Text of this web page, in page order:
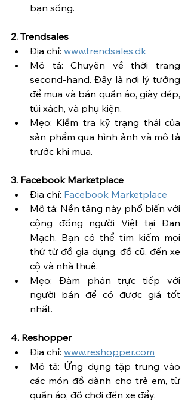
bạn sống.
2. Trendsales
Địa chỉ: www.trendsales.dk
Mô tả: Chuyên về thời trang
second-hand. Đây là nơi lý tưởng
để mua và bán quần áo, giày dép,
túi xách, và phụ kiện.
Mẹo: Kiểm tra kỹ trạng thái của
sản phẩm qua hình ảnh và mô tả
trước khi mua.
3. Facebook Marketplace
Địa chỉ: Facebook Marketplace
Mô tả: Nền tảng này phổ biến với
cộng đồng người Việt tại Đan
Mạch. Bạn có thể tìm kiếm mọi
thứ từ đồ gia dụng, đồ cũ, đến xe
cộ và nhà thuê.
Mẹo: Đàm phán trực tiếp với
người bán để có được giá tốt
nhất.
4. Reshopper
Địa chỉ: www.reshopper.com
Mô tả: Ứng dụng tập trung vào
các món đồ dành cho trẻ em, từ
quần áo, đồ chơi đến xe đẩy.